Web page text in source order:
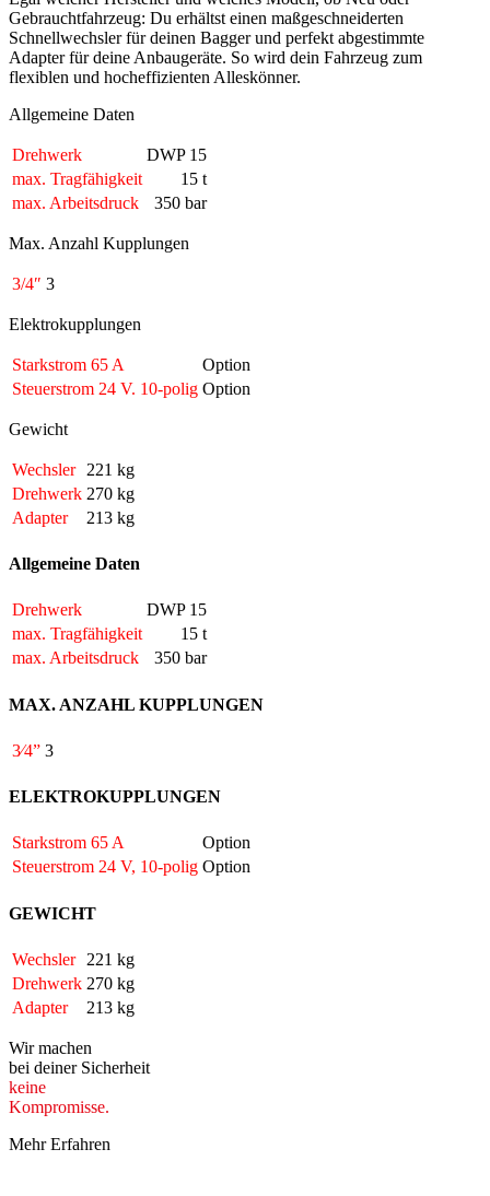
Gebrauchtfahrzeug: Du erhältst einen maßgeschneiderten
Schnellwechsler für deinen Bagger und perfekt abgestimmte
Adapter für deine Anbaugeräte. So wird dein Fahrzeug zum
flexiblen und hocheffizienten Alleskönner.
Allgemeine Daten
Drehwerk
DWP 15
max. Tragfähigkeit
15 t
max. Arbeitsdruck
350 bar
Max. Anzahl Kupplungen
3/4″ 3
Elektrokupplungen
Starkstrom 65 A
Option
Steuerstrom 24 V. 10-polig Option
Gewicht
Wechsler
221 kg
Drehwerk 270 kg
Adapter
213 kg
Allgemeine Daten
Drehwerk
DWP 15
max. Tragfähigkeit
15 t
max. Arbeitsdruck
350 bar
MAX. ANZAHL KUPPLUNGEN
3⁄4” 3
ELEKTROKUPPLUNGEN
Starkstrom 65 A
Option
Steuerstrom 24 V, 10-polig Option
GEWICHT
Wechsler
221 kg
Drehwerk 270 kg
Adapter
213 kg
Wir machen
bei deiner Sicherheit
keine
Kompromisse.
Mehr Erfahren